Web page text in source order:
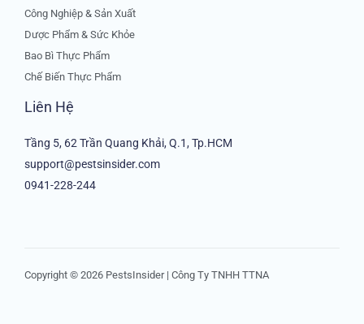
Công Nghiệp & Sản Xuất
Dược Phẩm & Sức Khỏe
Bao Bì Thực Phẩm
Chế Biến Thực Phẩm
Liên Hệ
Tầng 5, 62 Trần Quang Khải, Q.1, Tp.HCM
support@pestsinsider.com
0941-228-244
Copyright © 2026 PestsInsider | Công Ty TNHH TTNA